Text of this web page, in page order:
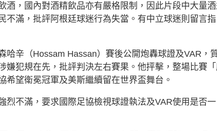
酒，國內對酒精飲品亦有嚴格限制，因此片段中大量
不滿，批評阿根廷球迷行為失當。有中立球迷則留言
哈辛（Hossam Hassan）賽後公開炮轟球證及VAR，
嫌犯規在先，批評判決左右賽果。他抨擊，整場比賽
望衛冕冠軍及美斯繼續留在世界盃舞台。
烈不滿，要求國際足協檢視球證執法及VAR使用是否一